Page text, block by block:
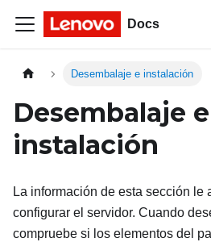
Docs
Desembalaje e instalación
Desembalaje e
instalación
La información de esta sección le
configurar el servidor. Cuando
compruebe si los elementos del